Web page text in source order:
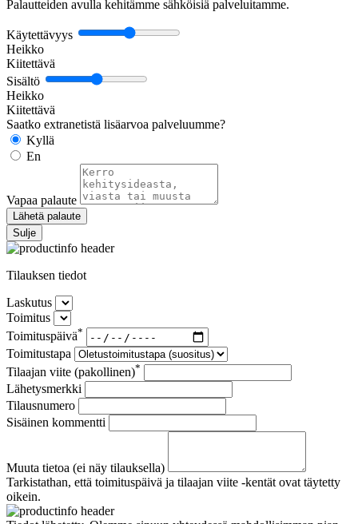
Palautteiden avulla kehitämme sähköisiä palveluitamme.
Käytettävyys
Heikko
Kiitettävä
Sisältö
Heikko
Kiitettävä
Saatko extranetistä lisäarvoa palveluumme?
Kyllä
En
Vapaa palaute
Lähetä palaute
Sulje
Tilauksen tiedot
Laskutus
Toimitus
Toimituspäivä*
Toimitustapa
Tilaajan viite (pakollinen)*
Lähetysmerkki
Tilausnumero
Sisäinen kommentti
Muuta tietoa (ei näy tilauksella)
Tarkistathan, että toimituspäivä ja tilaajan viite -kentät ovat täytetty
oikein.